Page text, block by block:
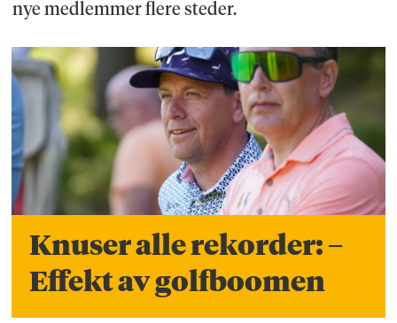
nye medlemmer flere steder.
Knuser alle rekorder: –
Effekt av golfboomen